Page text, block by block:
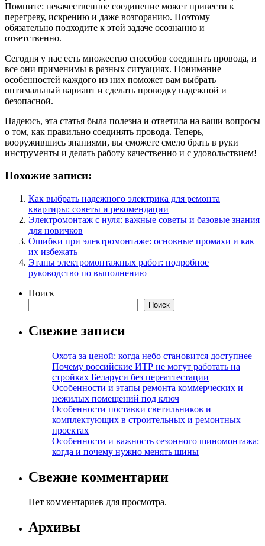
Помните: некачественное соединение может привести к
перегреву, искрению и даже возгоранию. Поэтому
обязательно подходите к этой задаче осознанно и
ответственно.
Сегодня у нас есть множество способов соединить провода, и
все они применимы в разных ситуациях. Понимание
особенностей каждого из них поможет вам выбрать
оптимальный вариант и сделать проводку надежной и
безопасной.
Надеюсь, эта статья была полезна и ответила на ваши вопросы
о том, как правильно соединять провода. Теперь,
вооружившись знаниями, вы сможете смело брать в руки
инструменты и делать работу качественно и с удовольствием!
Похожие записи:
Как выбрать надежного электрика для ремонта
квартиры: советы и рекомендации
Электромонтаж с нуля: важные советы и базовые знания
для новичков
Ошибки при электромонтаже: основные промахи и как
их избежать
Этапы электромонтажных работ: подробное
руководство по выполнению
Поиск
Поиск
Свежие записи
Охота за ценой: когда небо становится доступнее
Почему российские ИТР не могут работать на
стройках Беларуси без переаттестации
Особенности и этапы ремонта коммерческих и
нежилых помещений под ключ
Особенности поставки светильников и
комплектующих в строительных и ремонтных
проектах
Особенности и важность сезонного шиномонтажа:
когда и почему нужно менять шины
Свежие комментарии
Нет комментариев для просмотра.
Архивы